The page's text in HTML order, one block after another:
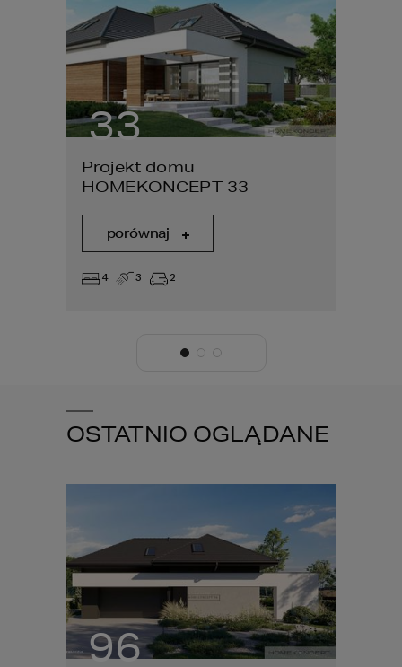
33
Projekt domu
HOMEKONCEPT 33
porównaj
4 3 2
OSTATNIO OGLĄDANE
96